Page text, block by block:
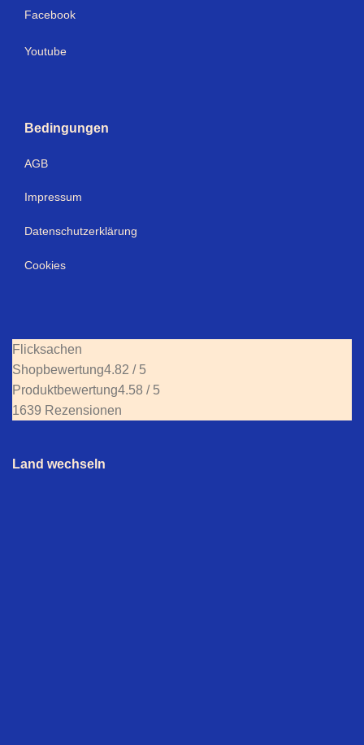
Facebook
Youtube
Bedingungen
AGB
Impressum
Datenschutzerklärung
Cookies
Flicksachen
Shopbewertung4.82 / 5
Produktbewertung4.58 / 5
1639 Rezensionen
Land wechseln